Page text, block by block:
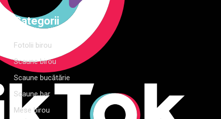
Categorii
Fotolii birou
Scaune birou
Scaune bucătărie
Scaune bar
Mese birou